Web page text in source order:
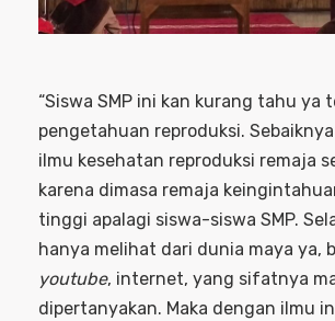
“Siswa SMP ini kan kurang tahu ya
pengetahuan reproduksi.
ilmu kesehatan reproduksi remaja
karena dimasa remaja
tinggi apalagi siswa-siswa SMP.
hanya melihat dari dunia maya ya,
youtube, internet, yang sifatnya
dipertanyakan. Maka dengan ilmu